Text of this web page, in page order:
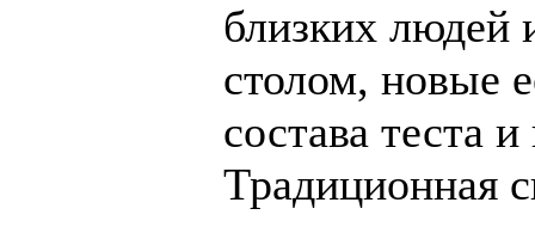
близких людей
столом, новые
состава теста
Традиционная